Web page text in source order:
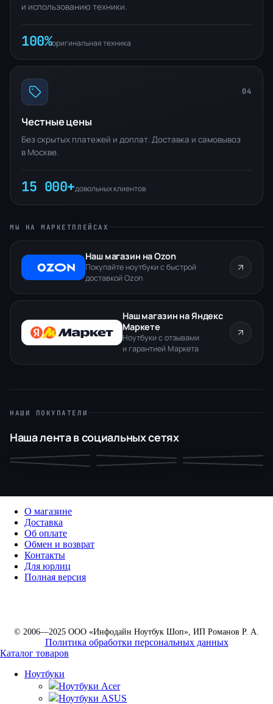
и использованию техники.
100%оригинальная техника
04
Честные цены
Без скрытых платежей и доплат. Доставка и самовывоз
в Москве.
15 000+довольных клиентов
МЫ НА МАРКЕТПЛЕЙСАХ
Наш магазин на Ozon
Покупайте ноутбуки с быстрой
доставкой Ozon
Наш магазин на Яндекс
Маркете
Ноутбуки с отзывами
и гарантией Маркета
НАШИ ПОКУПАТЕЛИ
Наша лента в социальных сетях
О магазине
Доставка
Об оплате
Обмен и возврат
Контакты
Для юрлиц
Полная версия
© 2006—2025 ООО «Инфодайн Ноутбук Шоп», ИП Романов Р. А.
Политика обработки персональных данных
Каталог товаров
Ноутбуки
Ноутбуки Acer
Ноутбуки ASUS